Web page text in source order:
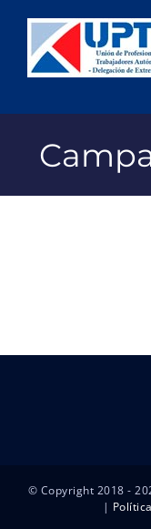
contenido
© Copyright 2018 -
|